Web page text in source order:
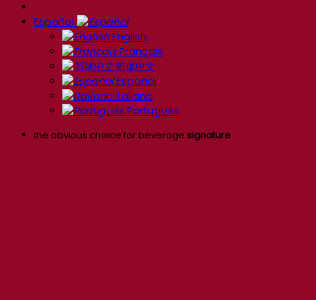
Español
English
Français
简体中文
Español
Italiano
Português
the obvious choice for beverage signature